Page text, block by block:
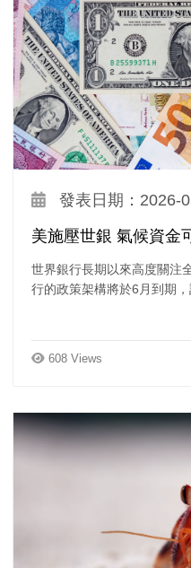
發表日期：2026-
美施壓世銀 氣候資金
世界銀行長期以來高度關注
行的政策架構將於6月到期，
608 Views